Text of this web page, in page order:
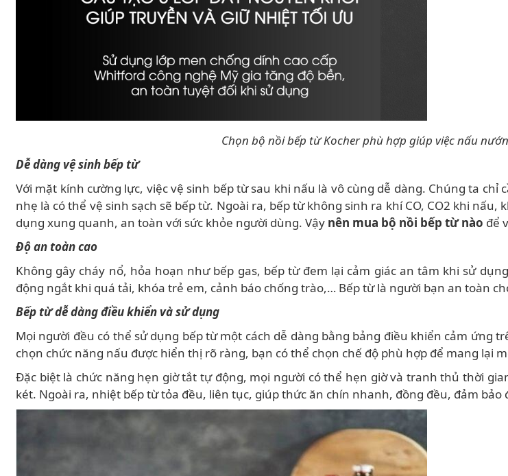
Chọn bộ nồi bếp từ Kocher phù hợp giúp việc nấu
Dễ dàng vệ sinh bếp từ
Với mặt kính cường lực, việc vệ sinh bếp từ sau khi nấu là vô cùng dễ dàng. Chúng ta
nhẹ là có thể vệ sinh sạch sẽ bếp từ. Ngoài ra, bếp từ không sinh ra khí CO, CO2 khi
dụng xung quanh, an toàn với sức khỏe người dùng. Vậy nên mua bộ nồi bếp từ nào để
Độ an toàn cao
Không gây cháy nổ, hỏa hoạn như bếp gas, bếp từ đem lại cảm giác an tâm khi sử
động ngắt khi quá tải, khóa trẻ em, cảnh báo chống trào,… Bếp từ là người bạn an toàn
Bếp từ dễ dàng điều khiển và sử dụng
Mọi người đều có thể sử dụng bếp từ một cách dễ dàng bằng bảng điều khiển cảm ứng
chọn chức năng nấu được hiển thị rõ ràng, bạn có thể chọn chế độ phù hợp để mang lại
Đặc biệt là chức năng hẹn giờ tắt tự động, mọi người có thể hẹn giờ và tranh thủ thời
két. Ngoài ra, nhiệt bếp từ tỏa đều, liên tục, giúp thức ăn chín nhanh, đồng đều, đảm